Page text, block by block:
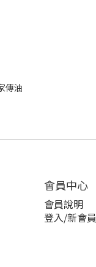
傳油
會員中心
會員說明
登入/新會員